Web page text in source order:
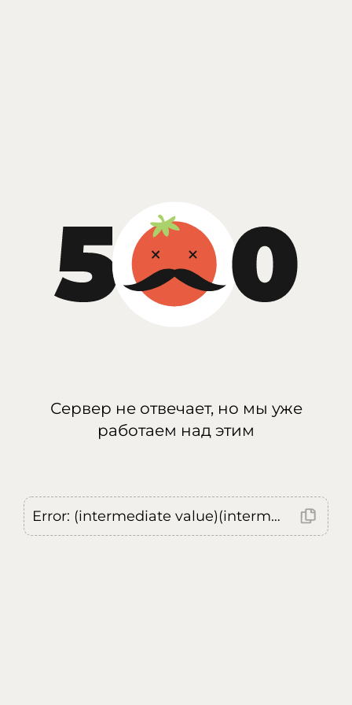
Сервер не отвечает, но мы уже
работаем над этим
Error: (intermediate value)(intermediate value)(intermediate value).replaceAll is not a function